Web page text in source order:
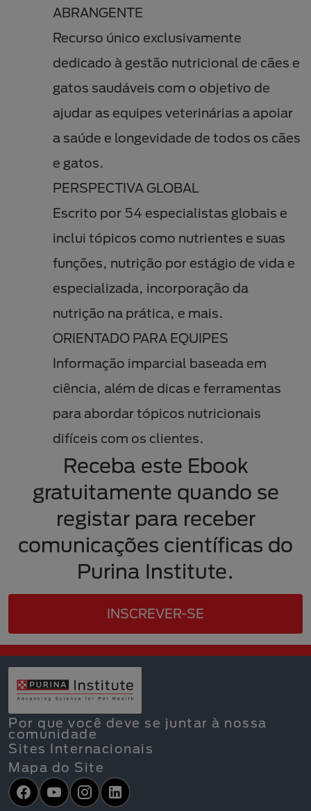
ABRANGENTE
Recurso único exclusivamente
dedicado à gestão nutricional de cães e
gatos saudáveis com o objetivo de
ajudar as equipes veterinárias a apoiar
a saúde e longevidade de todos os cães
e gatos.
PERSPECTIVA GLOBAL
Escrito por 54 especialistas globais e
inclui tópicos como nutrientes e suas
funções, nutrição por estágio de vida e
especializada, incorporação da
nutrição na prática, e mais.
ORIENTADO PARA EQUIPES
Informação imparcial baseada em
ciência, além de dicas e ferramentas
para abordar tópicos nutricionais
difíceis com os clientes.
Receba este Ebook
gratuitamente quando se
registar para receber
comunicações científicas do
Purina Institute.​
INSCREVER-SE
Por que você deve se juntar à nossa
comunidade
Sites Internacionais
Mapa do Site
Facebook
YouTubeInstagram